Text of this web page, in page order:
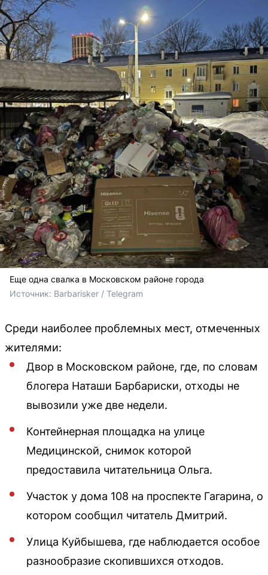
Еще одна свалка в Московском районе города
Источник: Barbarisker / Telegram
Среди наиболее проблемных мест, отмеченных
жителями:
Двор в Московском районе, где, по словам
блогера Наташи Барбариски, отходы не
вывозили уже две недели.
Контейнерная площадка на улице
Медицинской, снимок которой
предоставила читательница Ольга.
Участок у дома 108 на проспекте Гагарина, о
котором сообщил читатель Дмитрий.
Улица Куйбышева, где наблюдается особое
разнообразие скопившихся отходов.